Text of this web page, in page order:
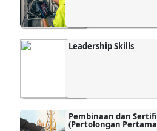
Leadership Skills
Pembinaan dan
(Pertolongan